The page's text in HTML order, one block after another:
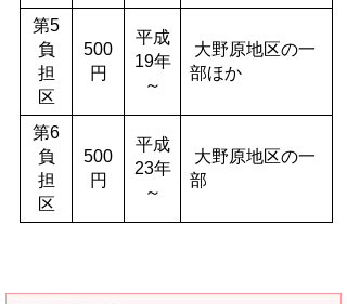
第5
負
担
区
500
円
平成
19年
～
大野原地区の一
部ほか
第6
負
担
区
500
円
平成
23年
～
大野原地区の一
部